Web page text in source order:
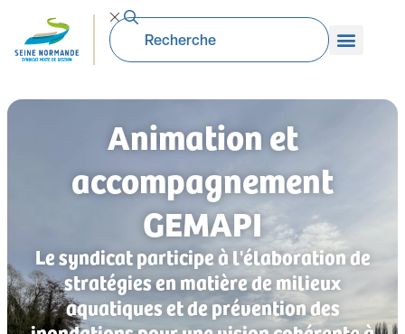
Animation et
accompagnement
GEMAPI
Le syndicat participe à l'élaboration de
stratégies en matière de milieux
aquatiques et de prévention des